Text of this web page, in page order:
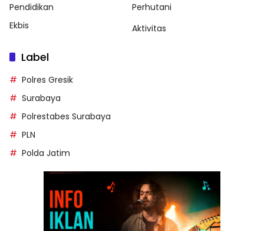
Pendidikan
Perhutani
Ekbis
Aktivitas
Label
Polres Gresik
Surabaya
Polrestabes Surabaya
PLN
Polda Jatim